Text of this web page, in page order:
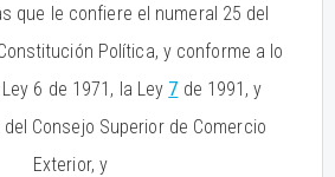
que le confiere el numeral 25 del
Política, y conforme a lo
6 de 1971, la Ley 7 de 1991, y
Consejo Superior de Comercio
Exterior, y